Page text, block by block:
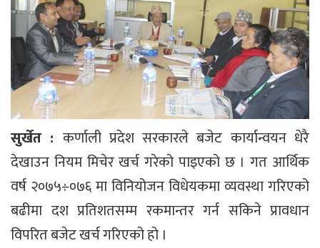
सुर्खेत : कर्णाली प्रदेश सरकारले बजेट कार्यान्वयन धेरै
देखाउन नियम मिचेर खर्च गरेको पाइएको छ । गत आर्थिक
वर्ष २०७५÷०७६ मा विनियोजन विधेयकमा व्यवस्था गरिएको
बढीमा दश प्रतिशतसम्म रकमान्तर गर्न सकिने प्रावधान
विपरित बजेट खर्च गरिएको हो ।